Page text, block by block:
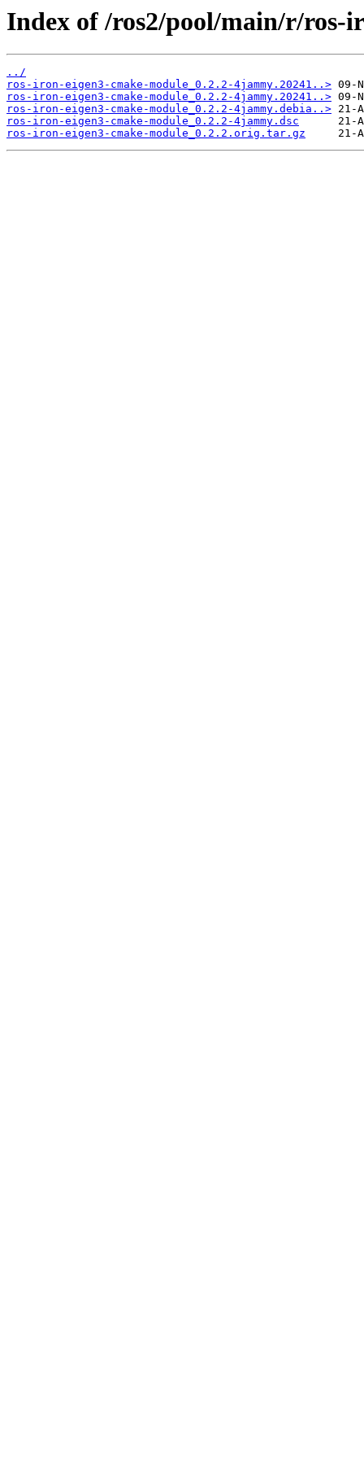
Index of /ros2/pool/main/r/ros-
../
ros-iron-eigen3-cmake-module_0.2.2-4jammy.20241..>
ros-iron-eigen3-cmake-module_0.2.2-4jammy.20241..>
ros-iron-eigen3-cmake-module_0.2.2-4jammy.debia..>
ros-iron-eigen3-cmake-module_0.2.2-4jammy.dsc
ros-iron-eigen3-cmake-module_0.2.2.orig.tar.gz